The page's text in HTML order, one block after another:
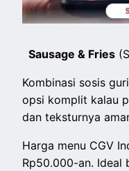
Sausage & Fries
Kombinasi sosis
opsi komplit kalau
dan teksturnya
Harga menu CGV
Rp50.000-an. Ideal